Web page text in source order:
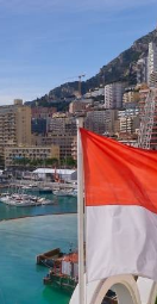
Князь Альбер
Шарлен
Красного
Шарль Леклер
Ferrari
паузой
SBM и Be Safe
партнёрство
летних ночей